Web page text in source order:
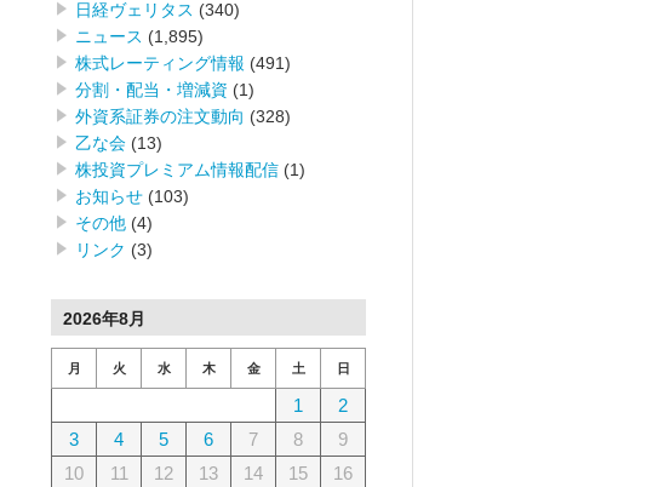
日経ヴェリタス (340)
ニュース (1,895)
株式レーティング情報 (491)
分割・配当・増減資 (1)
外資系証券の注文動向 (328)
乙な会 (13)
株投資プレミアム情報配信 (1)
お知らせ (103)
その他 (4)
リンク (3)
2026年8月
月 火 水 木 金 土 日
1
2
3
4 5 6 7 8
9
10
11 12 13 14 15
16